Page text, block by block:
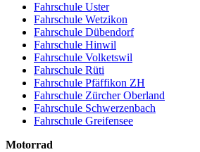
Fahrschule Uster
Fahrschule Wetzikon
Fahrschule Dübendorf
Fahrschule Hinwil
Fahrschule Volketswil
Fahrschule Rüti
Fahrschule Pfäffikon ZH
Fahrschule Zürcher Oberland
Fahrschule Schwerzenbach
Fahrschule Greifensee
Motorrad